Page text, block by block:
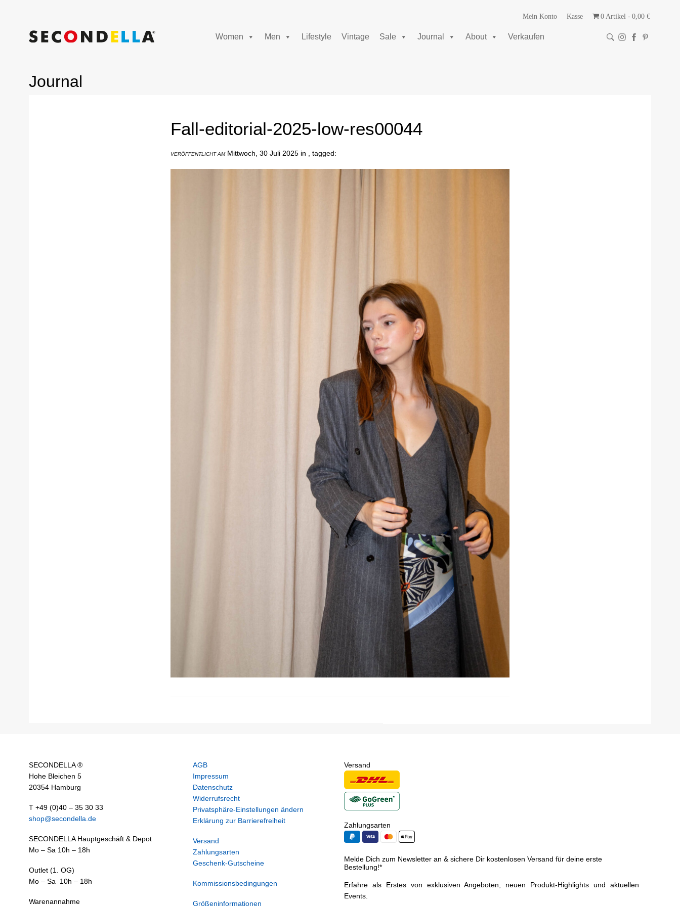
Mein Konto Kasse 0 Artikel 0,00 €
Women Men Lifestyle Vintage Sale Journal About Verkaufen
Journal
Fall-editorial-2025-low-res00044
VERÖFFENTLICHT AMMittwoch, 30 Juli 2025 in , tagged:
SECONDELLA ®
Hohe Bleichen 5
20354 Hamburg
T +49 (0)40 – 35 30 33
shop@secondella.de
SECONDELLA Hauptgeschäft & Depot
Mo – Sa 10h – 18h
Outlet (1. OG)
Mo – Sa 10h – 18h
Warenannahme
AGB
Impressum
Datenschutz
Widerrufsrecht
Privatsphäre-Einstellungen ändern
Erklärung zur Barrierefreiheit
Versand
Zahlungsarten
Geschenk-Gutscheine
Kommissionsbedingungen
Größeninformationen
Versand
Zahlungsarten
Melde Dich zum Newsletter an & sichere Dir kostenlosen Versand für deine erste
Bestellung!*
Erfahre als Erstes von exklusiven Angeboten, neuen Produkt-Highlights und aktuellen
Events.